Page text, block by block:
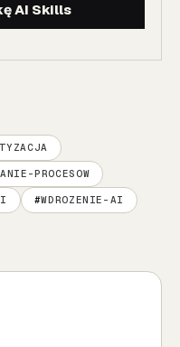
AI Skills
PROCESOW
WDROZENIE-AI